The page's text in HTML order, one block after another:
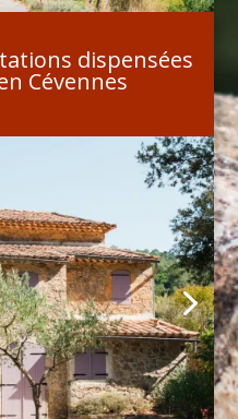
dispensées
Cévennes